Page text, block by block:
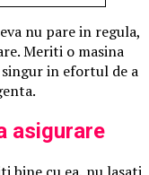
nu pare in regula,
Meriti o masina
in efortul de a
asigurare
bine cu ea, nu lasati